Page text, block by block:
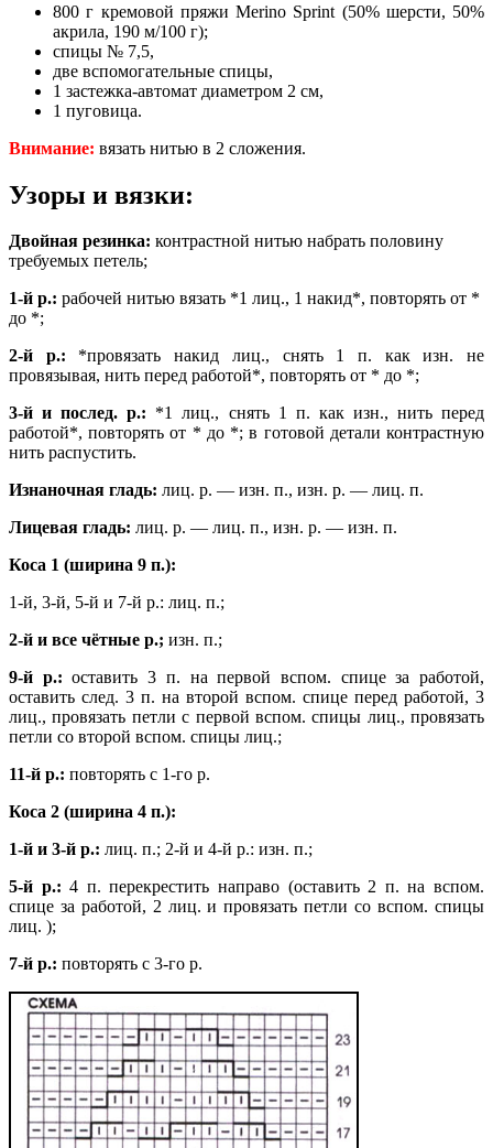
800 г кремовой пряжи Merino Sprint (50% шерсти, 50%
акрила, 190 м/100 г);
спицы № 7,5,
две вспомогательные спицы,
1 застежка-автомат диаметром 2 см,
1 пуговица.
Внимание: вязать нитью в 2 сложения.
Узоры и вязки:
Двойная резинка: контрастной нитью набрать половину
требуемых петель;
1-й р.: рабочей нитью вязать *1 лиц., 1 накид*, повторять от *
до *;
2-й р.: *провязать накид лиц., снять 1 п. как изн. не
провязывая, нить перед работой*, повторять от * до *;
3-й и послед. р.: *1 лиц., снять 1 п. как изн., нить перед
работой*, повторять от * до *; в готовой детали контрастную
нить распустить.
Изнаночная гладь: лиц. р. — изн. п., изн. р. — лиц. п.
Лицевая гладь: лиц. р. — лиц. п., изн. р. — изн. п.
Коса 1 (ширина 9 п.):
1-й, 3-й, 5-й и 7-й р.: лиц. п.;
2-й и все чётные р.; изн. п.;
9-й р.: оставить 3 п. на первой вспом. спице за работой,
оставить след. 3 п. на второй вспом. спице перед работой, 3
лиц., провязать петли с первой вспом. спицы лиц., провязать
петли со второй вспом. спицы лиц.;
11-й р.: повторять с 1-го р.
Коса 2 (ширина 4 п.):
1-й и 3-й р.: лиц. п.; 2-й и 4-й р.: изн. п.;
5-й р.: 4 п. перекрестить направо (оставить 2 п. на вспом.
спице за работой, 2 лиц. и провязать петли со вспом. спицы
лиц. );
7-й р.: повторять с 3-го р.